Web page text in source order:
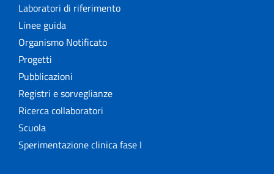
Laboratori di riferimento
Linee guida
Organismo Notificato
Progetti
Pubblicazioni
Registri e sorveglianze
Ricerca collaboratori
Scuola
Sperimentazione clinica fase I